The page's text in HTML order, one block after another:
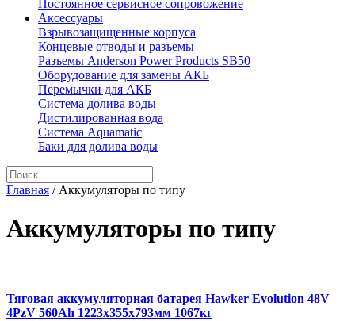
Постоянное сервисное сопровожение
Аксессуары
Взрывозащищенные корпуса
Концевые отводы и разъемы
Разъемы Anderson Power Products SB50
Оборудование для замены АКБ
Перемычки для АКБ
Система долива воды
Дистилированная вода
Система Aquamatic
Баки для долива воды
Главная / Аккумуляторы по типу
Аккумуляторы по типу
Тяговая аккумуляторная батарея Hawker Evolution 48V
4PzV 560Ah 1223x355x793мм 1067кг